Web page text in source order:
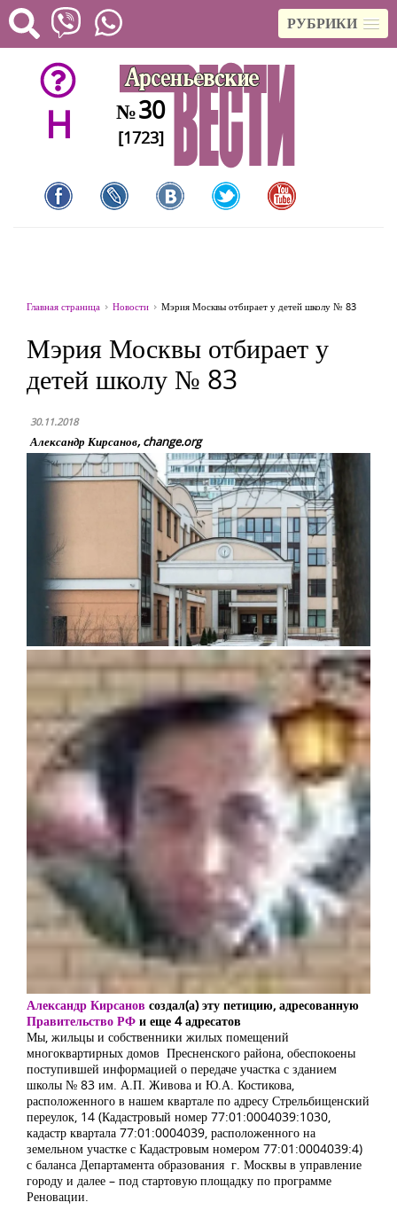
РУБРИКИ
H №30
[1723]
Главная страница Новости Мэрия Москвы отбирает у детей школу № 83
Мэрия Москвы отбирает у
детей школу № 83
30.11.2018
Александр Кирсанов, change.org
Александр Кирсанов создал(а) эту петицию, адресованную
Правительство РФ и еще 4 адресатов
Мы, жильцы и собственники жилых помещений
многоквартирных домов Пресненского района, обеспокоены
поступившей информацией о передаче участка с зданием
школы № 83 им. А.П. Живова и Ю.А. Костикова,
расположенного в нашем квартале по адресу Стрельбищенский
переулок, 14 (Кадастровый номер 77:01:0004039:1030,
кадастр квартала 77:01:0004039, расположенного на
земельном участке с Кадастровым номером 77:01:0004039:4)
с баланса Департамента образования г. Москвы в управление
городу и далее – под стартовую площадку по программе
Реновации.